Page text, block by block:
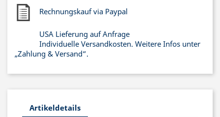
Rechnungskauf via Paypal
USA Lieferung auf Anfrage
Individuelle Versandkosten. Weitere Infos unter
„Zahlung & Versand“.
Artikeldetails